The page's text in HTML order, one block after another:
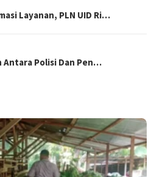
Layanan, PLN UID Ri…
Antara Polisi Dan Pen…